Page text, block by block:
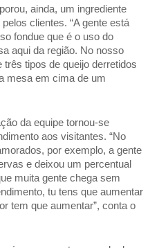
ainda, um ingrediente
clientes. “A gente está
fondue que é o uso do
aqui da região. No nosso
três tipos de queijo derretidos
mesa em cima de um
da equipe tornou-se
aos visitantes. “No
por exemplo, a gente
e deixou um percentual
muita gente chega sem
tu tens que aumentar
tem que aumentar”, conta o